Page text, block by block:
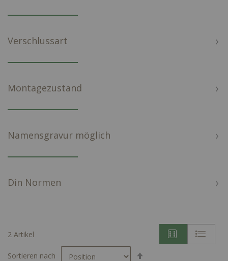
Verschlussart
Montagezustand
Namensgravur möglich
Din Normen
2 Artikel
Sortieren nach